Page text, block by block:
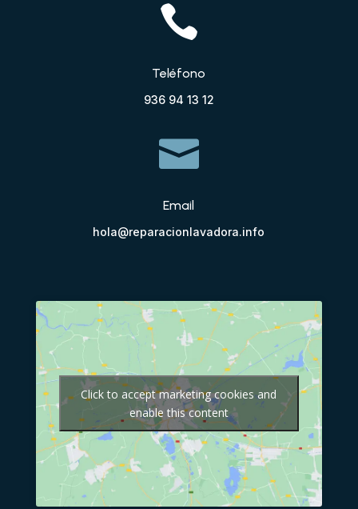

Teléfono
936 94 13 12

Email
hola@reparacionlavadora.info
Click to accept marketing cookies and
enable this content